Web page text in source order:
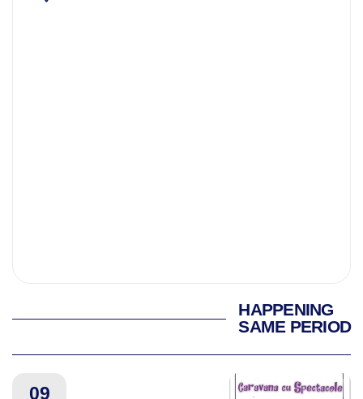
HAPPENING
SAME PERIOD
09